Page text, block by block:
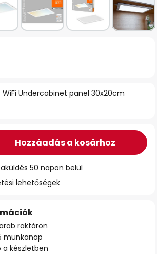
WiFi Undercabinet panel 30x20cm
Hozzáadás a kosárhoz
50 napon belül
lehetőségek
raktáron
munkanap
a készletben